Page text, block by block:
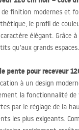
finition modernes et
le profil de
élégant. Grâce
qu’aux grands espaces.
pente pour receveur
à un design
la fonctionnalité de
par le réglage de la
les plus exigeants.